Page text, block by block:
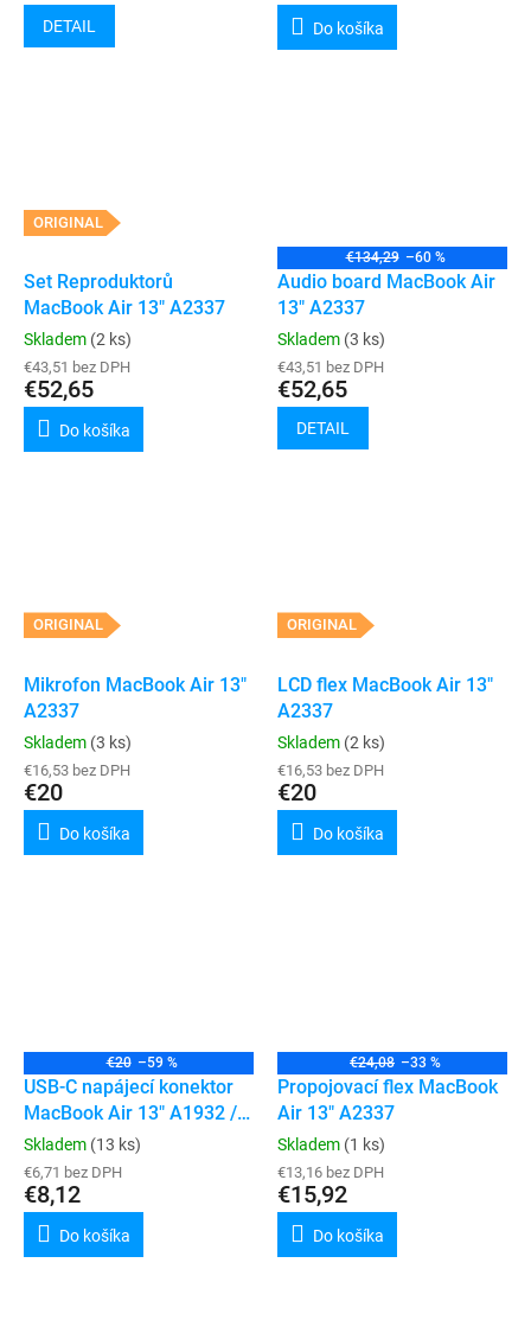
DETAIL Do košíka
ORIGINAL
Set Reproduktorů
MacBook Air 13" A2337
Skladem (2 ks)
€43,51 bez DPH
€52,65
Do košíka
€134,29 –60 %
Audio board MacBook Air
13" A2337
Skladem (3 ks)
€43,51 bez DPH
€52,65
DETAIL
ORIGINAL
Mikrofon MacBook Air 13"
A2337
Skladem (3 ks)
€16,53 bez DPH
€20
Do košíka
ORIGINAL
LCD flex MacBook Air 13"
A2337
Skladem (2 ks)
€16,53 bez DPH
€20
Do košíka
€20 –59 %
USB-C napájecí konektor
MacBook Air 13" A1932 /
A2179 / A2337
Skladem (13 ks)
€6,71 bez DPH
€8,12
Do košíka
€24,08 –33 %
Propojovací flex MacBook
Air 13" A2337
Skladem (1 ks)
€13,16 bez DPH
€15,92
Do košíka